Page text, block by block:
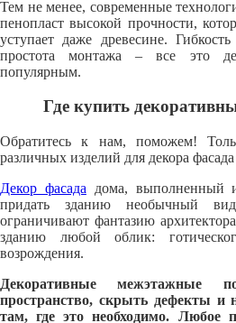
Тем не менее, современные
пенопласт высокой прочности,
уступает даже древесине.
простота монтажа – все это
популярным.
Где купить
Обратитесь к нам, поможем!
различных изделий для декора
Декор фасада дома, выполненный
придать зданию необычный
ограничивают фантазию
зданию любой облик:
возрождения.
Декоративные межэтажные
пространство, скрыть дефекты и
там, где это необходимо. Любое